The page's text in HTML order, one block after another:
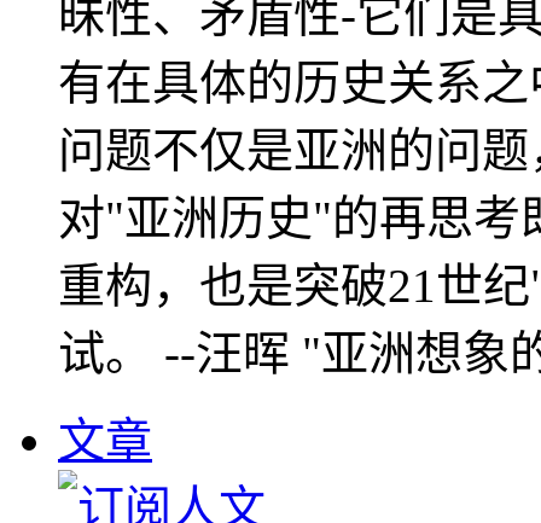
昧性、矛盾性-它们是
有在具体的历史关系
问题不仅是亚洲的问
对"亚洲历史"的再思考
重构，也是突破21世
试。 --汪晖 "亚洲想象
文章